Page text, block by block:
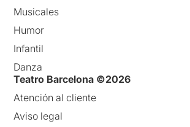
Musicales
Humor
Infantil
Danza
Teatro Barcelona ©2026
Atención al cliente
Aviso legal